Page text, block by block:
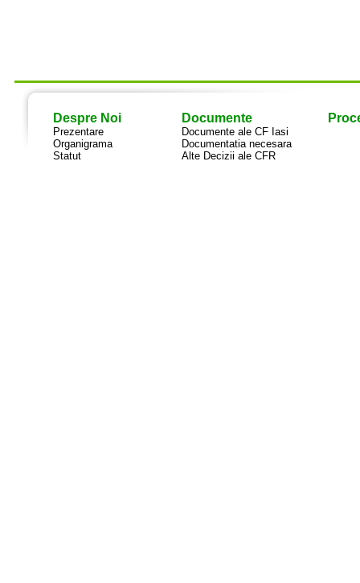
Despre Noi
Prezentare
Organigrama
Statut
Documente
Documente ale CF Iasi
Documentatia necesara
Alte Decizii ale CFR